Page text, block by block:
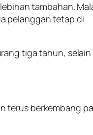
tambahan.
pelanggan tetap di
tiga tahun,
terus berkembang